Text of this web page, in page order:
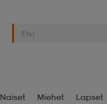
Naiset Miehet Lapset